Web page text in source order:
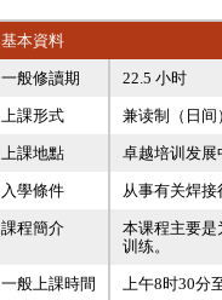
基本資料
一般修讀期 22.5 小时
上課形式 兼读制（日间
上課地點 卓越培训发展
入學條件 从事有关焊
課程簡介
本课程主要是
训练。
一般上課時間 上午8时30分